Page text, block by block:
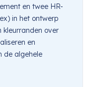
en twee HR-
in het ontwerp
kleurranden over
en
de algehele